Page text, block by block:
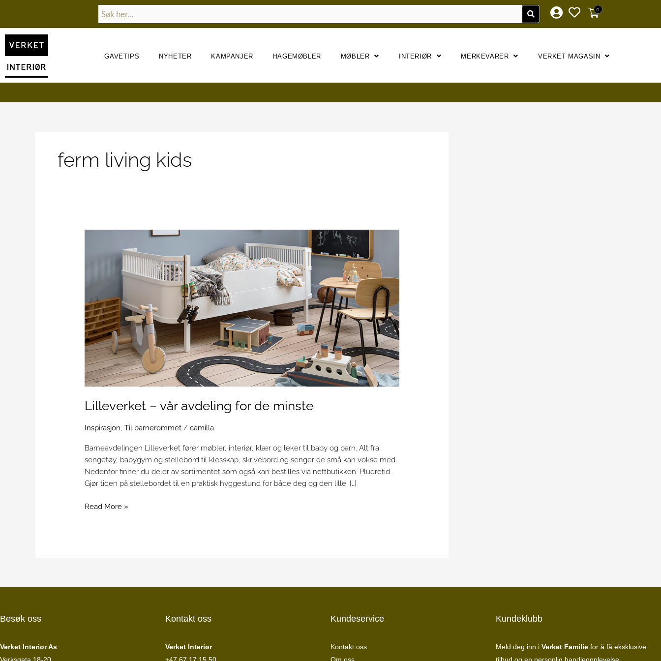
til
innholdet
Søk 0
GAVETIPS NYHETER KAMPANJER HAGEMØBLER MØBLER INTERIØR MERKEVARER VERKET MAGASIN
VERKET FAMILIE
ferm living kids
Lilleverket – vår avdeling for de minste
Inspirasjon,Til barnerommet /camilla
Barneavdelingen Lilleverket fører møbler, interiør, klær og leker til baby og barn. Alt fra
sengetøy, babygym og stellebord til klesskap, skrivebord og senger de små kan vokse med.
Nedenfor finner du deler av sortimentet som også kan bestilles via nettbutikken. Pludretid
Gjør tiden på stellebordet til en praktisk hyggestund for både deg og den lille. […]
minste
Read More »
Besøk oss
Verket Interiør As
Kontakt oss
Verket Interiør
Kundeservice
Kontakt oss
Kundeklubb
Meld deg inn i Verket Familie for å få eksklusive